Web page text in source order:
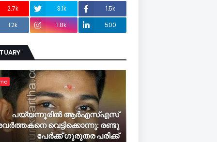
1.5k
3.1k
2.7k
500
1.8k
1.2k
പയ്യന്നൂരില്‍ ആര്‍എസ്എസ്
വെട്ടിക്കൊന്നു: രണ്ടു
പേര്‍ക്ക് ഗുരുതര പരിക്ക്